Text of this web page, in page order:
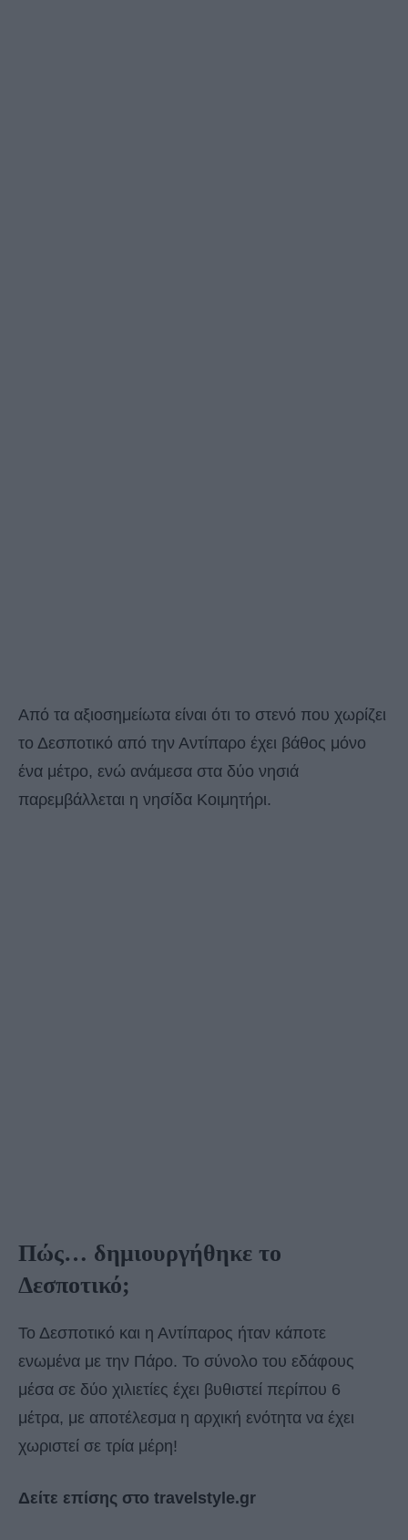
Από τα αξιοσημείωτα είναι ότι το στενό που χωρίζει
το Δεσποτικό από την Αντίπαρο έχει βάθος μόνο
ένα μέτρο, ενώ ανάμεσα στα δύο νησιά
παρεμβάλλεται η νησίδα Κοιμητήρι.
Πώς… δημιουργήθηκε το
Δεσποτικό;
Το Δεσποτικό και η Αντίπαρος ήταν κάποτε
ενωμένα με την Πάρο. Το σύνολο του εδάφους
μέσα σε δύο χιλιετίες έχει βυθιστεί περίπου 6
μέτρα, με αποτέλεσμα η αρχική ενότητα να έχει
χωριστεί σε τρία μέρη!
Δείτε επίσης στο travelstyle.gr